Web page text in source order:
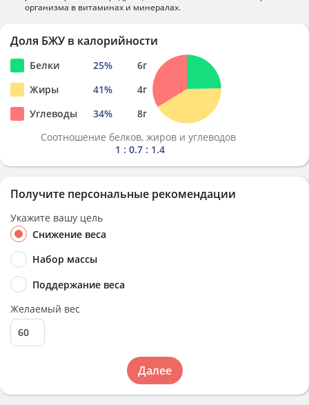
организма в витаминах и минералах.
Доля БЖУ в калорийности
Белки 25% 6г
Жиры
41% 4г
Углеводы
34% 8г
Соотношение белков, жиров и углеводов
1 : 0.7 : 1.4
Получите персональные рекомендации
Укажите вашу цель
Снижение веса
Набор массы
Поддержание веса
Желаемый вес
Далее